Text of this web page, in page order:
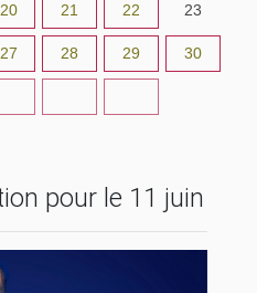
20 21 22 23
27 28 29 30
pour le 11 juin